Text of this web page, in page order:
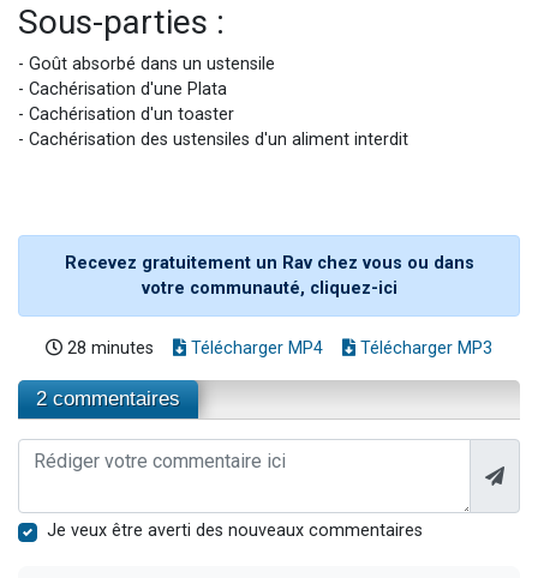
Sous-parties :
- Goût absorbé dans un ustensile
- Cachérisation d'une Plata
- Cachérisation d'un toaster
- Cachérisation des ustensiles d'un aliment interdit
Recevez gratuitement un Rav chez vous ou dans
votre communauté, cliquez-ici
28 minutes Télécharger MP4 Télécharger MP3
2 commentaires
Je veux être averti des nouveaux commentaires